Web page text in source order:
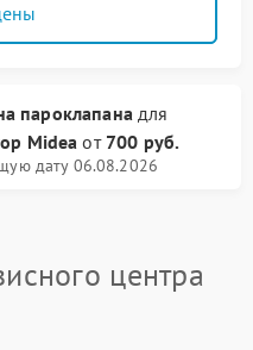
пароклапанадля
Midea от 700 руб.
дату 06.08.2026
центра